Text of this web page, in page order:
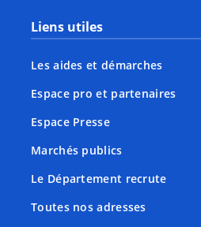
Liens utiles
Les aides et démarches
Espace pro et partenaires
Espace Presse
Marchés publics
Le Département recrute
Toutes nos adresses